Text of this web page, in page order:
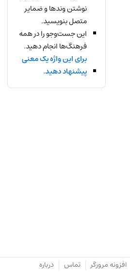
نوشتن وندها و ضمایر
متصل بنویسید.
این جست‌وجو را در همه
فرهنگ‌ها انجام دهید.
برای این واژه یک معنی
پیشنهاد دهید.
افزونه مرورگر تماس درباره